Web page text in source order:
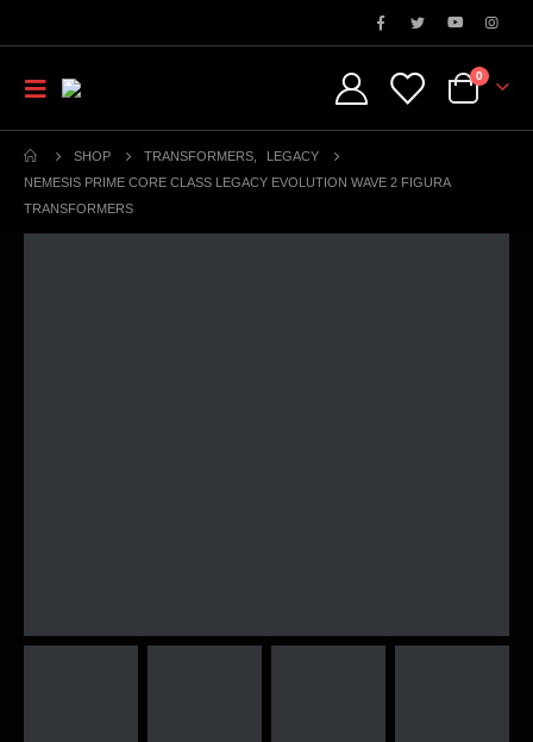
0
SHOP TRANSFORMERS
LEGACY
NEMESIS PRIME CORE CLASS LEGACY EVOLUTION WAVE 2 FIGURA
TRANSFORMERS